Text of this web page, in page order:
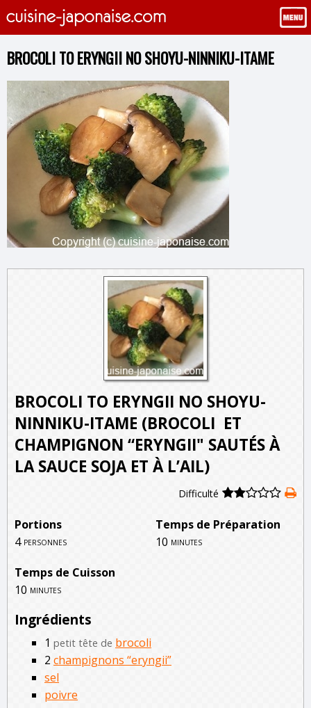
BROCOLI TO ERYNGII NO SHOYU-NINNIKU-ITAME
BROCOLI TO ERYNGII NO SHOYU-
NINNIKU-ITAME (BROCOLI ET
CHAMPIGNON “ERYNGII" SAUTÉS À
LA SAUCE SOJA ET À L’AIL)
Difficulté
Portions
Temps de Préparation
4 personnes 10 minutes
Temps de Cuisson
10 minutes
Ingrédients
1 petit tête de brocoli
2champignons “eryngii”
sel
poivre